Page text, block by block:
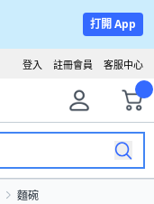
打開 App
客服中心
註冊會員
登入
麵碗